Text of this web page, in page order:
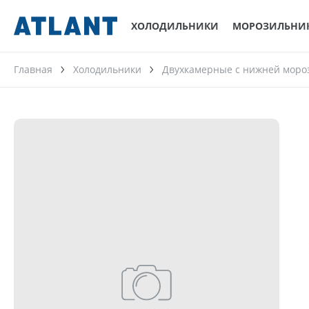
ХОЛОДИЛЬНИКИ
Главная Холодильники Двухкамерные с нижней